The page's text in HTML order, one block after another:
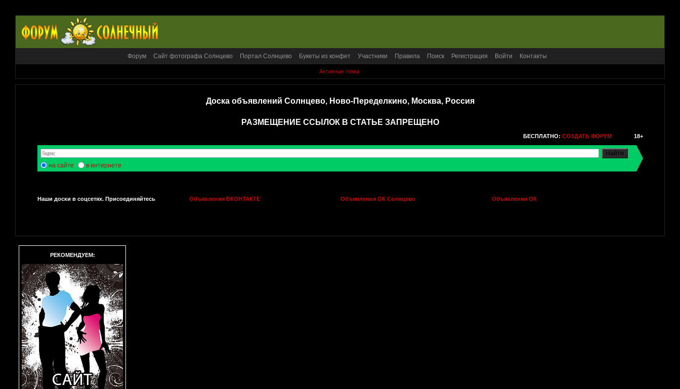
Форум Сайт фотографа Солнцево Портал Солнцево Букеты из конфет Участники Правила Поиск Регистрация Войти Контакты
Активные темы
Доска объявлений Солнцево, Ново-Переделкино, Москва, Россия
РАЗМЕЩЕНИЕ ССЫЛОК В СТАТЬЕ ЗАПРЕЩЕНО
БЕСПЛАТНО: СОЗДАТЬ ФОРУМ 18+
на сайте в интернете
Наши доски в соцсетях. Присоединяйтесь Объявления ВКОНТАКТЕ Объявления ОК Солнцево Объявления ОК
РЕКОМЕНДУЕМ: